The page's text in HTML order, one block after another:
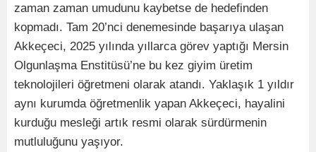
zaman zaman umudunu kaybetse de hedefinden
kopmadı. Tam 20’nci denemesinde başarıya ulaşan
Akkeçeci, 2025 yılında yıllarca görev yaptığı Mersin
Olgunlaşma Enstitüsü’ne bu kez giyim üretim
teknolojileri öğretmeni olarak atandı. Yaklaşık 1 yıldır
aynı kurumda öğretmenlik yapan Akkeçeci, hayalini
kurduğu mesleği artık resmi olarak sürdürmenin
mutluluğunu yaşıyor.